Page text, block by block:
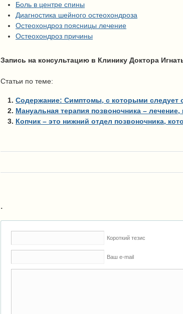
Боль в центре спины
Диагностика шейного остеохондроза
Остеохондроз поясницы лечение
Остеохондроз причины
Запись на консультацию в Клинику Доктора
Статьи по теме:
Содержание: Симптомы, с которыми следует
Мануальная терапия позвоночника –
Копчик – это нижний отдел позвоночника,
.
Короткий тезис
Ваш e-mail